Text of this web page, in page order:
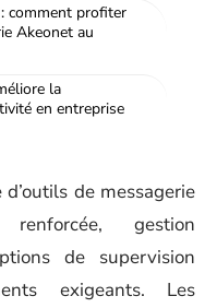
comment profiter
Akeonet au
la
en entreprise
de messagerie
renforcée, gestion
de supervision
exigeants. Les